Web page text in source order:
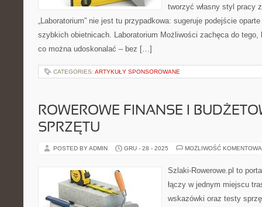
tworzyć własny styl pracy
„Laboratorium” nie jest tu przypadkowa: sugeruje podejście
szybkich obietnicach. Laboratorium Możliwości zachęca do
co można udoskonalać – bez […]
CATEGORIES: ARTYKUŁY SPONSOROWANE
ROWEROWE FINANSE I
SPRZĘTU
POSTED BY ADMIN GRU - 28 - 2025 MOŻLIWOŚĆ
Szlaki-Rowerowe.pl to
łączy w jednym miejscu
wskazówki oraz testy